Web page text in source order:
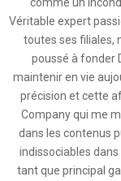
Véritable expert
toutes ses filiales,
poussé à fonder
maintenir en vie
précision et cette
Company qui me
dans les contenus
indissociables
tant que principal